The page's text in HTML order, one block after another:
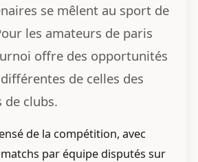
se mêlent au sport de
les amateurs de paris
offre des opportunités
de celles des
de clubs.
de la compétition, avec
par équipe disputés sur